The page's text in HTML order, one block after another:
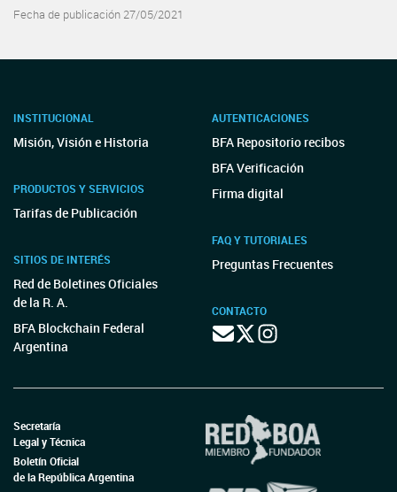
Fecha de publicación 27/05/2021
INSTITUCIONAL
Misión, Visión e Historia
PRODUCTOS Y SERVICIOS
Tarifas de Publicación
SITIOS DE INTERÉS
Red de Boletines Oficiales
de la R. A.
BFA Blockchain Federal
Argentina
AUTENTICACIONES
BFA Repositorio recibos
BFA Verificación
Firma digital
FAQ Y TUTORIALES
Preguntas Frecuentes
CONTACTO
Secretaría
Legal y Técnica
Boletín Oficial
de la República Argentina